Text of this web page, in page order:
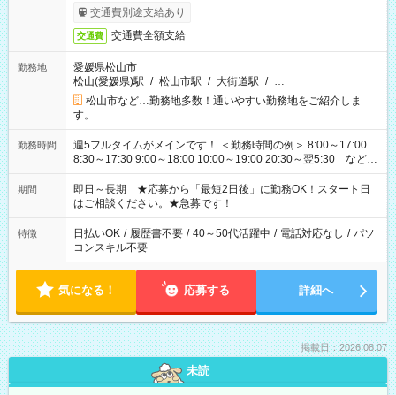
交通費別途支給あり
交通費 交通費全額支給
勤務地
愛媛県松山市
松山(愛媛県)駅 / 松山市駅 / 大街道駅 / …
松山市など…勤務地多数！通いやすい勤務地をご紹介しま
す。
勤務時間
週5フルタイムがメインです！ ＜勤務時間の例＞ 8:00～17:00
8:30～17:30 9:00～18:00 10:00～19:00 20:30～翌5:30 など ★
その他にも勤務時間多数！ 日勤のみ、残業なし、交替制など
ご希望を教えてください！
期間
即日～長期 ★応募から「最短2日後」に勤務OK！スタート日
はご相談ください。★急募です！
特徴 日払いOK / 履歴書不要 / 40～50代活躍中 / 電話対応なし / パソ
コンスキル不要
気になる！ 応募する 詳細へ
掲載日：2026.08.07
未読